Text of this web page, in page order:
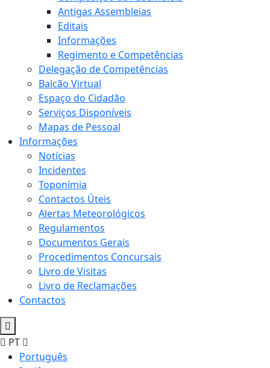
Antigas Assembleias
Editais
Informações
Regimento e Competências
Delegação de Competências
Balcão Virtual
Espaço do Cidadão
Serviços Disponíveis
Mapas de Pessoal
Informações
Notícias
Incidentes
Toponímia
Contactos Úteis
Alertas Meteorológicos
Regulamentos
Documentos Gerais
Procedimentos Concursais
Livro de Visitas
Livro de Reclamações
Contactos
PT
Português